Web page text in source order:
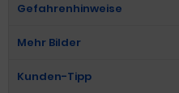
Gefahrenhinweise
Mehr Bilder
Kunden-Tipp